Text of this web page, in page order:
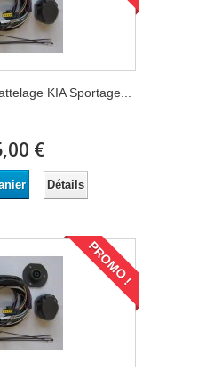
KIA Sportage...
€
Détails
PROMO !